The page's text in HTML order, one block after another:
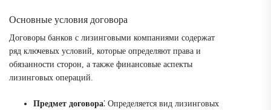
Основные условия договора
Договоры банков с лизинговыми компаниями содержат
ряд ключевых условий, которые определяют права и
обязанности сторон, а также финансовые аспекты
лизинговых операций.
Предмет договора⁚ Определяется вид лизинговых